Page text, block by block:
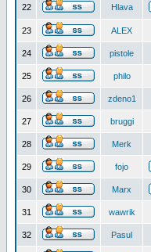
22 Hlava
23 ALEX
24 pistole
25 philo
26 zdeno1
27 bruggi
28 Merk
29 fojo
30 Marx
31 wawrik
32 Pasul